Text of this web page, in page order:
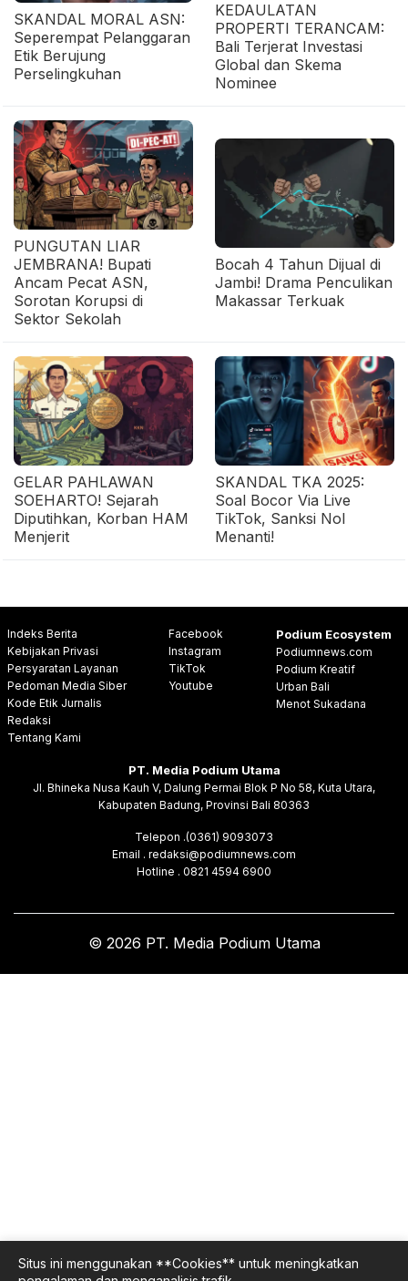
SKANDAL MORAL ASN:
Seperempat Pelanggaran
Etik Berujung
Perselingkuhan
KEDAULATAN
PROPERTI TERANCAM:
Bali Terjerat Investasi
Global dan Skema
Nominee
PUNGUTAN LIAR
JEMBRANA! Bupati
Ancam Pecat ASN,
Sorotan Korupsi di
Sektor Sekolah
Bocah 4 Tahun Dijual di
Jambi! Drama Penculikan
Makassar Terkuak
GELAR PAHLAWAN
SOEHARTO! Sejarah
Diputihkan, Korban HAM
Menjerit
SKANDAL TKA 2025:
Soal Bocor Via Live
TikTok, Sanksi Nol
Menanti!
Indeks Berita
Kebijakan Privasi
Persyaratan Layanan
Pedoman Media Siber
Kode Etik Jurnalis
Redaksi
Tentang Kami
Facebook
Instagram
TikTok
Youtube
Podium Ecosystem
Podiumnews.com
Podium Kreatif
Urban Bali
Menot Sukadana
PT. Media Podium Utama
Jl. Bhineka Nusa Kauh V, Dalung Permai Blok P No 58, Kuta Utara,
Kabupaten Badung, Provinsi Bali 80363
Telepon .(0361) 9093073
Email . redaksi@podiumnews.com
Hotline . 0821 4594 6900
© 2026 PT. Media Podium Utama
Situs ini menggunakan **Cookies** untuk meningkatkan